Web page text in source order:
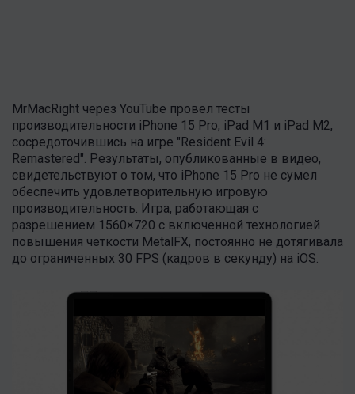
MrMacRight через YouTube провел тесты
производительности iPhone 15 Pro, iPad M1 и iPad M2,
сосредоточившись на игре "Resident Evil 4:
Remastered". Результаты, опубликованные в видео,
свидетельствуют о том, что iPhone 15 Pro не сумел
обеспечить удовлетворительную игровую
производительность. Игра, работающая с
разрешением 1560×720 с включенной технологией
повышения четкости MetalFX, постоянно не дотягивала
до ограниченных 30 FPS (кадров в секунду) на iOS.